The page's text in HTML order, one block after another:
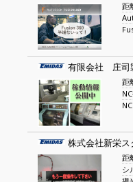
距
有限会社 庄司
距
株式会社新栄ス
距
シ